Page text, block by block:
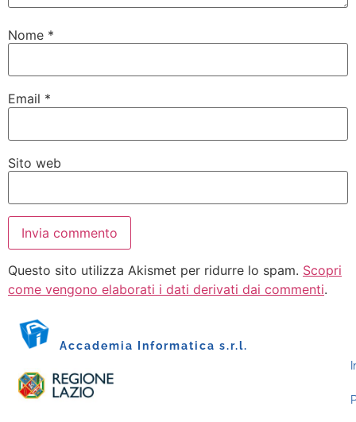
Nome *
Email *
Sito web
Questo sito utilizza Akismet per ridurre lo spam. Scopri
come vengono elaborati i dati derivati dai commenti.
Accademia Informatica s.r.l.